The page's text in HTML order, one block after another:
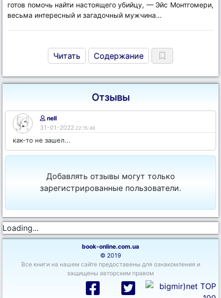
готов помочь найти настоящего убийцу, — Эйс Монтгомери,
весьма интересный и загадочный мужчина…
Читать Содержание
Отзывы
nell
31-01-2022 22:15:46
как-то не зашел...
Добавлять отзывы могут только
зарегистрированные пользователи.
Loading...
book-online.com.ua
© 2019
Все книги на нашем сайте предоставены для ознакомления и
защищены авторским правом